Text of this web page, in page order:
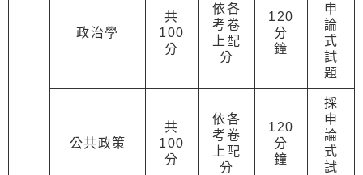
政治學
共
100
分
依各
考卷
上配
分
120
分
鐘
申
論
式
試
題
公共政策
共
100
分
依各
考卷
上配
分
120
分
鐘
採
申
論
式
試